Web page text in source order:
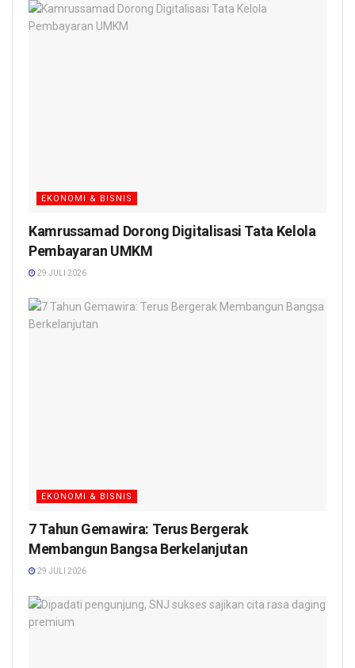
EKONOMI & BISNIS
Kamrussamad Dorong Digitalisasi Tata Kelola
Pembayaran UMKM
29 JULI 2026
EKONOMI & BISNIS
7 Tahun Gemawira: Terus Bergerak
Membangun Bangsa Berkelanjutan
29 JULI 2026